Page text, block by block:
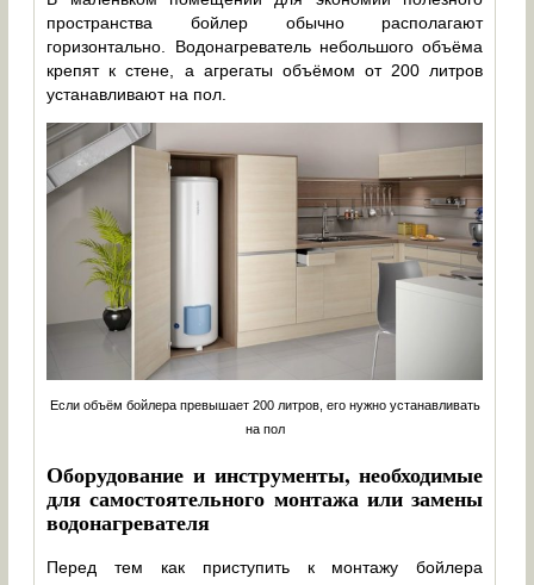
пространства бойлер обычно располагают
горизонтально. Водонагреватель небольшого объёма
крепят к стене, а агрегаты объёмом от 200 литров
устанавливают на пол.
Если объём бойлера превышает 200 литров, его нужно устанавливать
на пол
Оборудование и инструменты, необходимые
для самостоятельного монтажа или замены
водонагревателя
Перед тем как приступить к монтажу бойлера